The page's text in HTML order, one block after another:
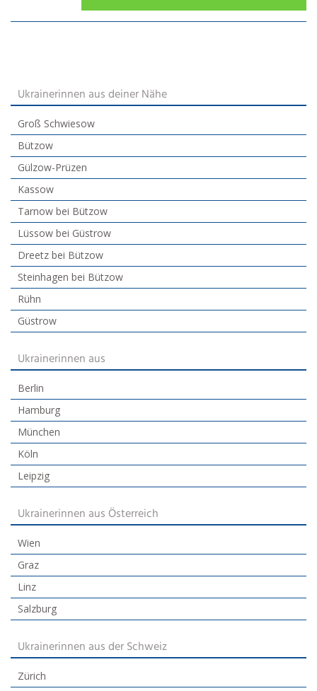
Ukrainerinnen aus deiner Nähe
Groß Schwiesow
Bützow
Gülzow-Prüzen
Kassow
Tarnow bei Bützow
Lüssow bei Güstrow
Dreetz bei Bützow
Steinhagen bei Bützow
Rühn
Güstrow
Ukrainerinnen aus
Berlin
Hamburg
München
Köln
Leipzig
Ukrainerinnen aus Österreich
Wien
Graz
Linz
Salzburg
Ukrainerinnen aus der Schweiz
Zürich